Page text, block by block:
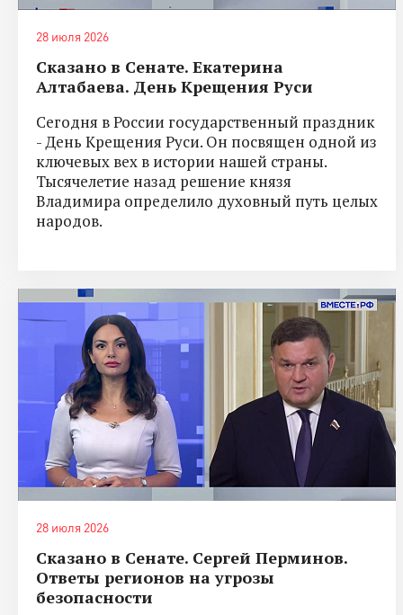
28 июля 2026
Сказано в Сенате. Екатерина
Алтабаева. День Крещения Руси
Сегодня в России государственный праздник
- День Крещения Руси. Он посвящен одной из
ключевых вех в истории нашей страны.
Тысячелетие назад решение князя
Владимира определило духовный путь целых
народов.
28 июля 2026
Сказано в Сенате. Сергей Перминов.
Ответы регионов на угрозы
безопасности